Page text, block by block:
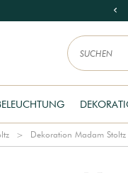
Dekoration Madam Stoltz